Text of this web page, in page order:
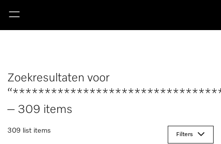
Zoekresultaten voor
– 309 items
309 list items
Filters